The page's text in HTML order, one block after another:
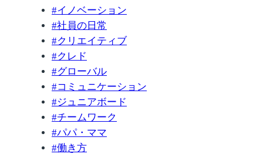
#イノベーション
#社員の日常
#クリエイティブ
#クレド
#グローバル
#コミュニケーション
#ジュニアボード
#チームワーク
#パパ・ママ
#働き方